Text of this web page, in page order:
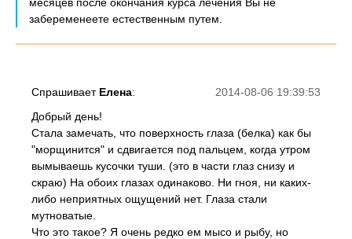
забеременеете естественным путем.
2014-08-06 19:39:53
Спрашивает Елена:
Добрый день!
Стала замечать, что поверхность глаза (белка) как бы
"морщинится" и сдвигается под пальцем, когда утром
вымываешь кусочки туши. (это в части глаз снизу и
скраю) На обоих глазах одинаково. Ни гноя, ни каких-
либо неприятных ощущений нет. Глаза стали
мутноватые.
Что это такое? Я очень редко ем мысо и рыбу, но